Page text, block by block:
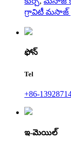
గ్రావిటీ మసాజ్
ఫోన్
Tel
+86-
ఇ-మెయిల్